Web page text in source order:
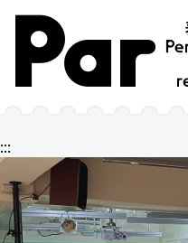
跳到主要內容區塊
網站導覽
:::